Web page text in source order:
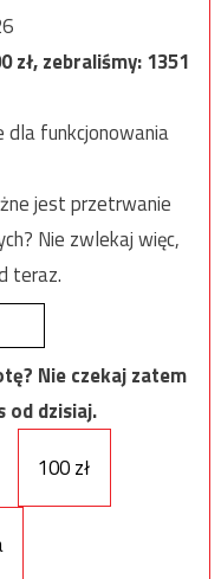
zł, zebraliśmy:1351
funkcjonowania
jest przetrwanie
Nie zwlekaj więc,
teraz.
Nie czekaj zatem
od dzisiaj.
100 zł